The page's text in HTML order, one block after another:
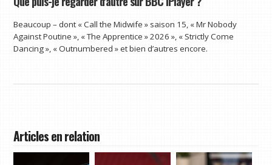
Beaucoup – dont « Call the Midwife » saison 15, « Mr Nobody
Against Poutine », « The Apprentice » 2026 », « Strictly Come
Dancing », « Outnumbered » et bien d’autres encore.
Articles en relation